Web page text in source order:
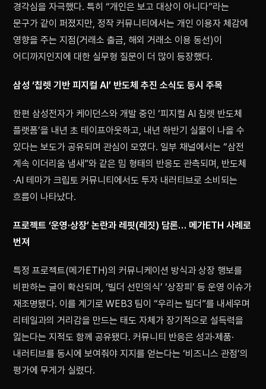
경각심을 자극했다. 특히 “개인은 보고 대상이 아니다”라는
문구가 같이 퍼졌지만, 정작 커뮤니티에서는 개인 이용자 체감에
영향을 주는 지점(거래소 출금, 해외 거래소 이용 동선)이
어디까지인지에 대한 실무형 질문이 더 많이 등장했다.
삼성 ‘칩렛 기반 피지컬 AI’ 반도체 추진 소식도 동시 주목
한편 삼성전자가 케이던스와 개발 중인 ‘피지컬 AI 칩렛 반도체
플랫폼’을 내년 초 테이프아웃하고, 내년 하반기 실물이 나올 수
있다는 보도가 공유되며 관심이 모였다. 일부 채널에서는 “삼전
계속 이더리움 냄새”와 같은 밈 형태의 반응도 관측되며, 반도체
·AI 테마가 크립토 커뮤니티에서도 투자 내러티브로 소비되는
흐름이 나타났다.
프로젝트 ‘운영·상장’ 논란과 레핏(레짓) 담론… 메가ETH 사례로
번져
특정 프로젝트(메가ETH)의 커뮤니케이션 방식과 상장 행보를
비판하는 글이 확산되며, ‘빌더 선민의식’ ‘상장피’ 등 운영 이슈가
재조명됐다. 이를 계기로 WEB3 팀이 “우리는 빌더”를 내세우며
리테일과의 거리감을 만드는 태도 자체가 장기적으로 설득력을
잃는다는 지적도 함께 공유됐다. 커뮤니티 반응은 성과·제품·
내러티브를 동시에 보여줘야 지지를 얻는다는 ‘비즈니스 관점’의
평가에 무게가 실렸다.